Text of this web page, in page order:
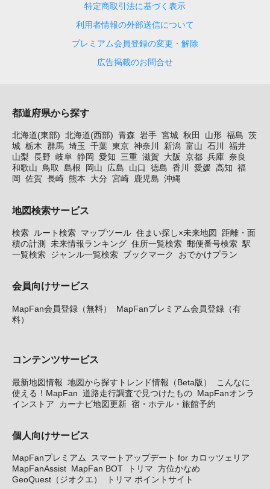
特定商取引法に基づく表示
利用者情報の外部送信について
プレミアム会員登録の変更・解除
広告掲載のお問合せ
都道府県から探す
北海道(東部) 北海道(西部) 青森 岩手 宮城 秋田 山形 福島 茨
城 栃木 群馬 埼玉 千葉 東京 神奈川 新潟 富山 石川
福井
山梨 長野 岐阜 静岡 愛知 三重 滋賀 大阪 京都 兵庫 奈良
和歌山 鳥取 島根 岡山 広島 山口 徳島 香川 愛媛 高知 福
岡
佐賀 長崎 熊本 大分 宮崎 鹿児島 沖縄
地図検索サービス
検索 ルート検索 マップツール 住まい探し×未来地図
距離・面
積の計測
未来情報ランキング 住所一覧検索 郵便番号検索 駅
一覧検索 ジャンル一覧検索 ブックマーク おでかけプラン
会員向けサービス
MapFan会員登録（無料）
MapFanプレミアム会員登録（有
料）
コンテンツサービス
最新地図情報 地図から探すトレンド情報（Beta版）
こんなに
使える！MapFan 道路走行調査で見つけたもの MapFanオンラ
インストア
カーナビ地図更新 宿・ホテル・旅館予約
個人向けサービス
MapFanプレミアム
スマートアップデート for カロッツェリア
MapFanAssist MapFan BOT トリマ 方位かなめ
GeoQuest（ジオクエ）
トリマ ポイントサイト